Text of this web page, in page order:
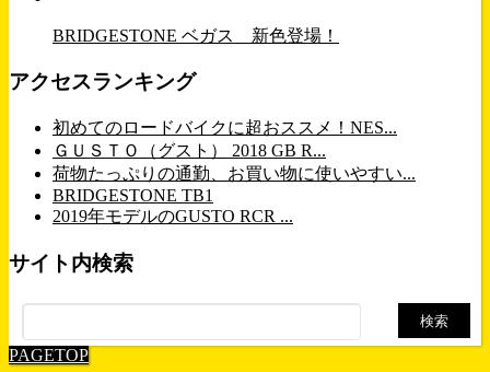
BRIDGESTONE ベガス 新色登場！
アクセスランキング
初めてのロードバイクに超おススメ！NES...
ＧＵＳＴＯ（グスト） 2018 GB R...
荷物たっぷりの通勤、お買い物に使いやすい...
BRIDGESTONE TB1
2019年モデルのGUSTO RCR ...
サイト内検索
索:
PAGETOP